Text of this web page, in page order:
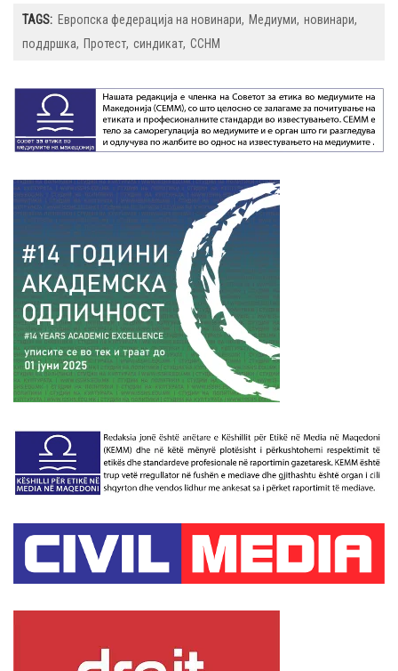
TAGS: Европска федерација на новинари Медиуми новинари
поддршка
Протест синдикат ССНМ